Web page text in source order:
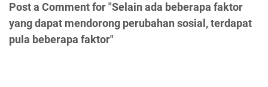
Post a Comment for "Selain ada beberapa faktor
yang dapat mendorong perubahan sosial, terdapat
pula beberapa faktor"